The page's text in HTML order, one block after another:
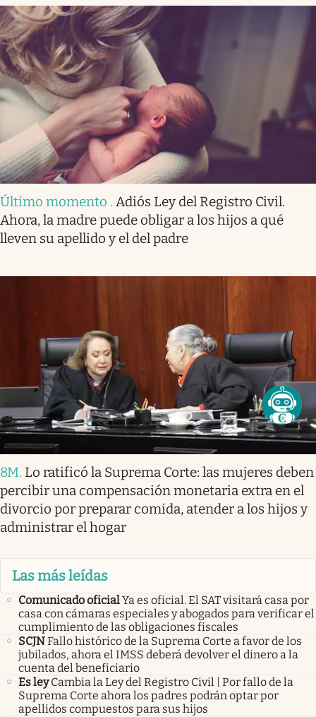
Último momento . Adiós Ley del Registro Civil.
Ahora, la madre puede obligar a los hijos a qué
lleven su apellido y el del padre
8M. Lo ratificó la Suprema Corte: las mujeres deben
percibir una compensación monetaria extra en el
divorcio por preparar comida, atender a los hijos y
administrar el hogar
Las más leídas
Comunicado oficialYa es oficial. El SAT visitará casa por
casa con cámaras especiales y abogados para verificar el
cumplimiento de las obligaciones fiscales
SCJNFallo histórico de la Suprema Corte a favor de los
jubilados, ahora el IMSS deberá devolver el dinero a la
cuenta del beneficiario
Es ley Cambia la Ley del Registro Civil | Por fallo de la
Suprema Corte ahora los padres podrán optar por
apellidos compuestos para sus hijos